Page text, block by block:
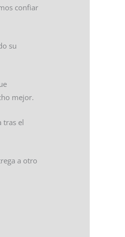
confiar
su
mejor.
tras el
a otro